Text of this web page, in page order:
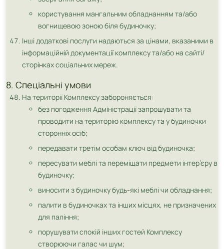
користування мангальним обладнанням та/або
вогнищевою зоною біля будиночку;
Інші додаткові послуги надаються за цінами, вказаними в
інформаційній документації комплексу та/або на сайті/
сторінках соціальних мереж.
8. Спеціальні умови
На території Комплексу забороняється:
без погодження Адміністрації запрошувати та
проводити на територію комплексу та у будиночки
сторонніх осіб;
передавати третім особам ключ від будиночка;
пересувати меблі та переміщати предмети інтер’єру в
будиночку;
виносити з будиночку будь-які меблі чи обладнання;
палити в будиночках та інших місцях, не призначених
для паління;
порушувати спокій інших гостей Комплексу
створюючи галас чи шум;